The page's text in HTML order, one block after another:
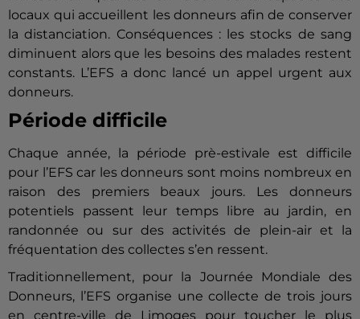
locaux qui accueillent les donneurs afin de conserver
la distanciation. Conséquences : les stocks de sang
diminuent alors que les besoins des malades restent
constants. L’EFS a donc lancé un appel urgent aux
donneurs.
Période difficile
Chaque année, la période prè-estivale est difficile
pour l’EFS car les donneurs sont moins nombreux en
raison des premiers beaux jours. Les donneurs
potentiels passent leur temps libre au jardin, en
randonnée ou sur des activités de plein-air et la
fréquentation des collectes s’en ressent.
Traditionnellement, pour la Journée Mondiale des
Donneurs, l’EFS organise une collecte de trois jours
en centre-ville de Limoges pour toucher le plus